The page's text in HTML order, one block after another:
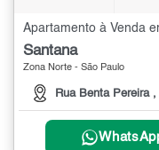
Apartamento à Venda
Santana
Zona Norte - São Paulo
Rua Benta Pereira ,